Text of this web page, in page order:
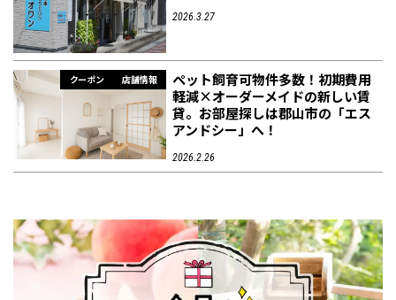
2026.3.27
クーポン 店舗情報
ペット飼育可物件多数！初期費用
軽減×オーダーメイドの新しい賃
貸。お部屋探しは郡山市の「エス
アンドシー」へ！
2026.2.26